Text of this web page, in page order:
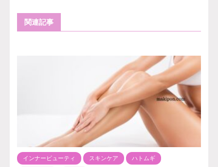
関連記事
インナービューティ スキンケア ハトムギ